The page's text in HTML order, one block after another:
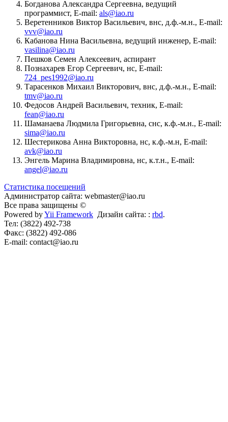
Богданова Александра Сергеевна, ведущий
программист, E-mail: als@iao.ru
Веретенников Виктор Васильевич, внс, д.ф.-м.н., E-mail:
vvv@iao.ru
Кабанова Нина Васильевна, ведущий инженер, E-mail:
vasilina@iao.ru
Пешков Семен Алексеевич, аспирант
Познахарев Егор Сергеевич, нс, E-mail:
724_pes1992@iao.ru
Тарасенков Михаил Викторович, внс, д.ф.-м.н., E-mail:
tmv@iao.ru
Федосов Андрей Васильевич, техник, E-mail:
fean@iao.ru
Шаманаева Людмила Григорьевна, снс, к.ф.-м.н., E-mail:
sima@iao.ru
Шестерикова Анна Викторовна, нс, к.ф.-м.н, E-mail:
avk@iao.ru
Энгель Марина Владимировна, нс, к.т.н., E-mail:
angel@iao.ru
Статистика посещений
Администратор сайта: webmaster@iao.ru
Все права защищены ©
Powered byYii Framework Дизайн сайта: : rbd.
Тел: (3822) 492-738
Факс: (3822) 492-086
E-mail: contact@iao.ru